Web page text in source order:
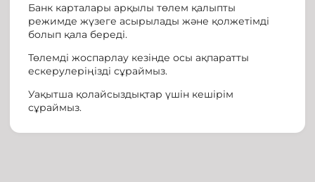
Банк карталары арқылы төлем қалыпты
режимде жүзеге асырылады және қолжетімді
болып қала береді.
Төлемді жоспарлау кезінде осы ақпаратты
ескерулеріңізді сұраймыз.
Уақытша қолайсыздықтар үшін кешірім
сұраймыз.